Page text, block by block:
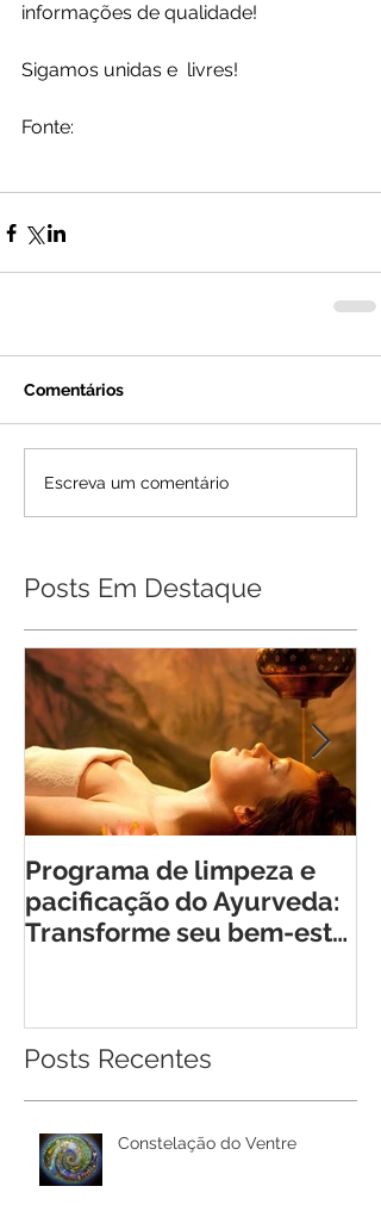
informações de qualidade!
Sigamos unidas e  livres!
Fonte:
Comentários
Escreva um comentário
Posts Em Destaque
Programa de limpeza e
pacificação do Ayurveda:
Transforme seu bem-estar
Posts Recentes
Constelação do Ventre